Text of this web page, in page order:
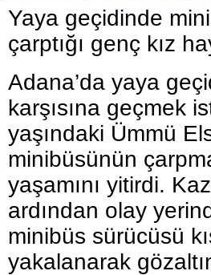
Yaya geçidinde
çarptığı genç kız
Adana’da yaya
karşısına geçmek
yaşındaki Ümmü
minibüsünün
yaşamını yitirdi.
ardından olay
minibüs sürücüsü
yakalanarak